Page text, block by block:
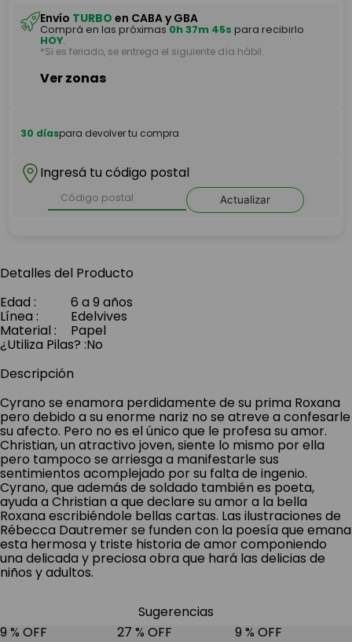
－
Envío TURBO en CABA y GBA
Comprá en las próximas0h 37m 45s para recibirlo
HOY.
*Si es feriado, se entrega el siguiente día hábil.
Ver zonas
30 díaspara devolver tu compra
Ingresá tu código postal
Actualizar
Detalles del Producto
Edad : 6 a 9 años
Línea : Edelvives
Material: Papel
¿Utiliza Pilas? :No
Descripción
Cyrano se enamora perdidamente de su prima Roxana
pero debido a su enorme nariz no se atreve a confesarle
su afecto. Pero no es el único que le profesa su amor.
Christian, un atractivo joven, siente lo mismo por ella
pero tampoco se arriesga a manifestarle sus
sentimientos acomplejado por su falta de ingenio.
Cyrano, que además de soldado también es poeta,
ayuda a Christian a que declare su amor a la bella
Roxana escribiéndole bellas cartas. Las ilustraciones de
Rébecca Dautremer se funden con la poesía que emana
esta hermosa y triste historia de amor componiendo
una delicada y preciosa obra que hará las delicias de
niños y adultos.
Sugerencias
9 % OFF 27 % OFF 9 % OFF